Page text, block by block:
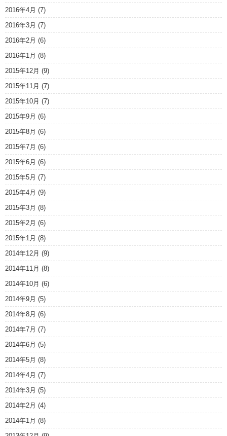
2016年4月 (7)
2016年3月 (7)
2016年2月 (6)
2016年1月 (8)
2015年12月 (9)
2015年11月 (7)
2015年10月 (7)
2015年9月 (6)
2015年8月 (6)
2015年7月 (6)
2015年6月 (6)
2015年5月 (7)
2015年4月 (9)
2015年3月 (8)
2015年2月 (6)
2015年1月 (8)
2014年12月 (9)
2014年11月 (8)
2014年10月 (6)
2014年9月 (5)
2014年8月 (6)
2014年7月 (7)
2014年6月 (5)
2014年5月 (8)
2014年4月 (7)
2014年3月 (5)
2014年2月 (4)
2014年1月 (8)